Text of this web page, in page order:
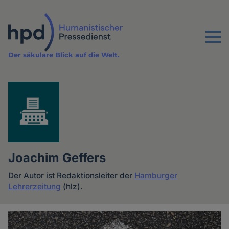
Inhalt
Menu
Der säkulare Blick auf die Welt.
Joachim Geffers
Der Autor ist Redaktionsleiter der Hamburger
Lehrerzeitung (hlz).